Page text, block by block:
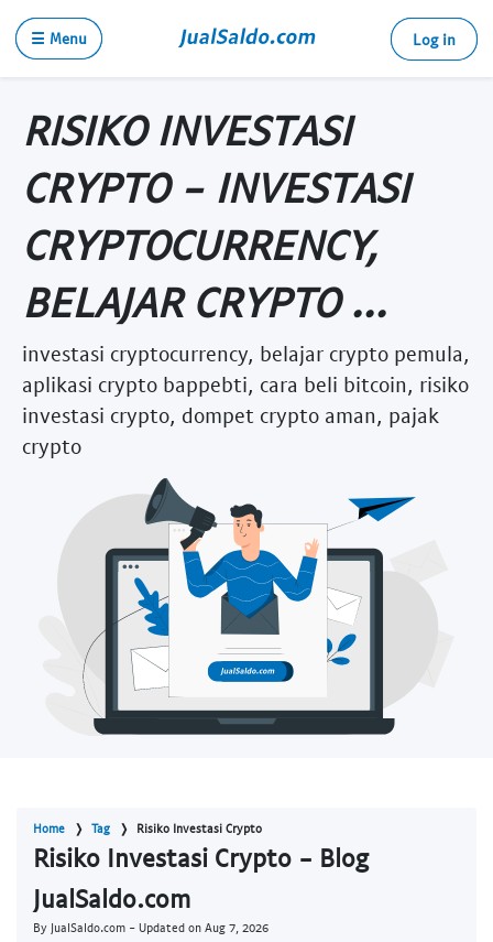
☰ Menu Log in
RISIKO INVESTASI
CRYPTO - INVESTASI
CRYPTOCURRENCY,
BELAJAR CRYPTO ...
investasi cryptocurrency, belajar crypto pemula,
aplikasi crypto bappebti, cara beli bitcoin, risiko
investasi crypto, dompet crypto aman, pajak
crypto
Home Tag Risiko Investasi Crypto
Risiko Investasi Crypto - Blog
JualSaldo.com
By JualSaldo.com - Updated on Aug 7, 2026